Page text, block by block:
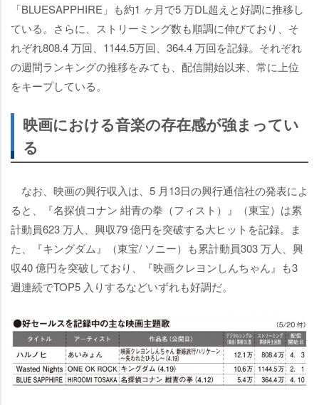
「BLUESAPPHIRE」も約1 ヶ月で5 万DL超えと好調に推移し
ている。さらに、ストリーミング数も順調に伸びており、そ
れぞれ808.4 万回、1144.5万回、364.4 万回を記録。それぞれ
の週間ランキングの推移をみても、配信開始以来、常に上位
をキープしている。
映画における音楽の存在感が強まってい
る
なお、映画の興行収入は、5 月13日の興行通信社の発表によ
ると、『名探偵コナン 紺青の拳（フィスト）』（東宝）は累
計動員623 万人、興収79 億円を突破する大ヒットを記録。ま
た、『キングダム』（東宝/ ソニー）も累計動員303 万人、興
収40 億円を突破しており、『映画クレヨンしんちゃん』も3
週連続でTOP5 入りするなどいずれも好調だ。